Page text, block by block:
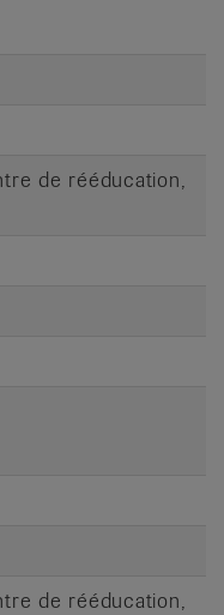
de rééducation,
de rééducation,